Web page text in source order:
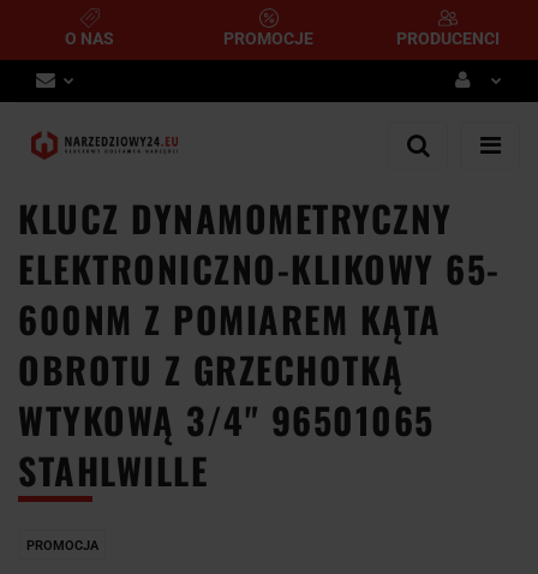
O NAS PROMOCJE PRODUCENCI
Zaloguj się
Dodaj zgłoszenie
KLUCZ DYNAMOMETRYCZNY
ELEKTRONICZNO-KLIKOWY 65-
600NM Z POMIAREM KĄTA
OBROTU Z GRZECHOTKĄ
WTYKOWĄ 3/4" 96501065
STAHLWILLE
PROMOCJA